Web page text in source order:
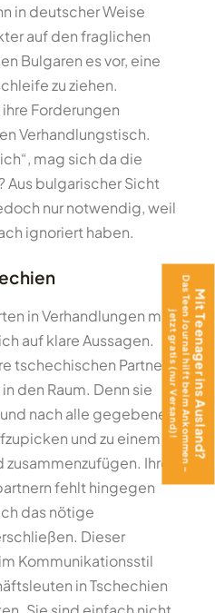
in deutscher Weise
auf den fraglichen
Bulgaren es vor, eine
zu ziehen.
Forderungen
Verhandlungstisch.
mag sich da die
Aus bulgarischer Sicht
nur notwendig, weil
ignoriert haben.
in Verhandlungen mit
auf klare Aussagen.
tschechischen Partner
den Raum. Denn sie
nach alle gegebenen
und zu einem
Ihren
fehlt hingegen
das nötige
Dieser
Kommunikationsstil
in Tschechien
Mit Teenager ins Ausland?
Das Teen Journal hilft beim Ankommen –
jetzt gratis (nur Versand)!